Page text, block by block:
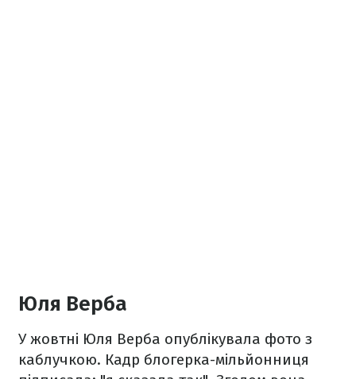
Юля Верба
У жовтні Юля Верба опублікувала фото з
каблучкою. Кадр блогерка-мільйонниця